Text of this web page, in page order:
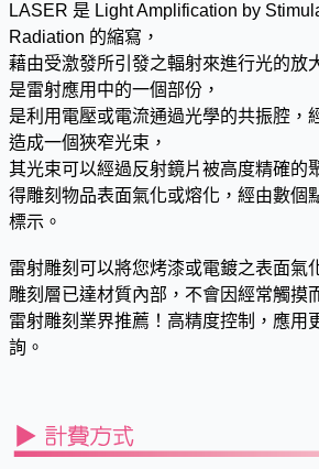
LASER 是 Light Amplification by
Radiation 的縮寫，
藉由受激發所引發之輻射來進行光的放
是雷射應用中的一個部份，
是利用電壓或電流通過光學的共振腔，
造成一個狹窄光束，
其光束可以經過反射鏡片被高度精確的
得雕刻物品表面氣化或熔化，經由數個
標示。
雷射雕刻可以將您烤漆或電鍍之表面氣
雕刻層已達材質內部，不會因經常觸摸
雷射雕刻業界推薦！高精度控制，應用
詢。